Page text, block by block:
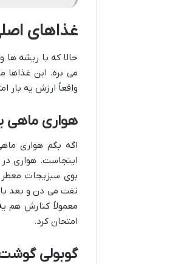
غذاهای
حالا که با ریشه
می بره. این
واقعاً ارزش یه بار
هواری ماهی
اگه بگم هواری
اینجاست. هواری
بوی سبزیجات
تفت می دن و بعد با
معمولاً کنارش هم
امتحان کرد.
گوبولی